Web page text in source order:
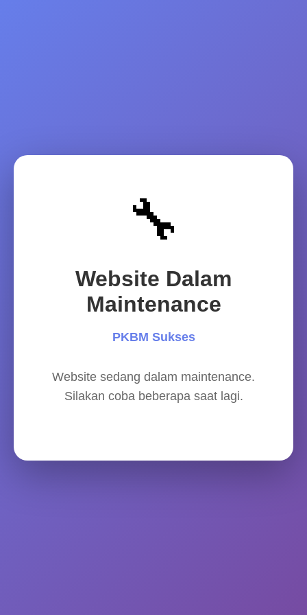
🔧
Website Dalam
Maintenance
PKBM Sukses
Website sedang dalam maintenance.
Silakan coba beberapa saat lagi.